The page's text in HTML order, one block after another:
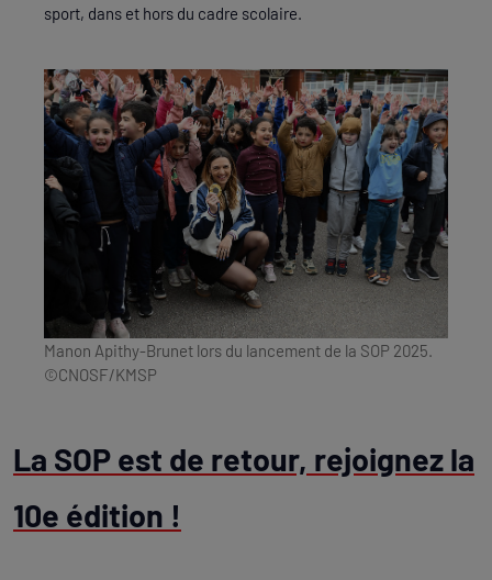
sport, dans et hors du cadre scolaire.
Manon Apithy-Brunet lors du lancement de la SOP 2025.
©CNOSF/KMSP
La SOP est de retour, rejoignez la
10e édition !